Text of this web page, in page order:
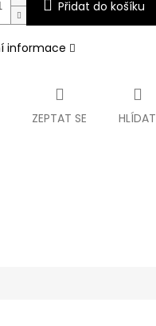
Přidat do košíku
informace
ZEPTAT SE HLÍDAT